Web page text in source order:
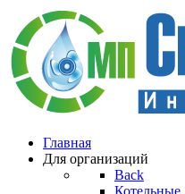
Главная
Для организаций
Back
Котельные